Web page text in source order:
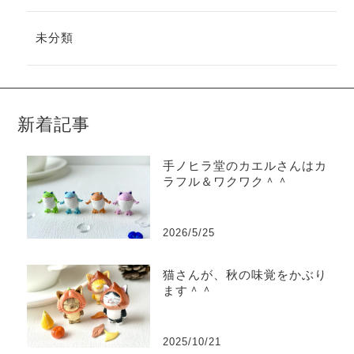
未分類
新着記事
手ノヒラ堂のカエルさんはカ
ラフル＆ワクワク＾＾
2026/5/25
猫さんが、秋の味覚をかぶり
ます＾＾
2025/10/21